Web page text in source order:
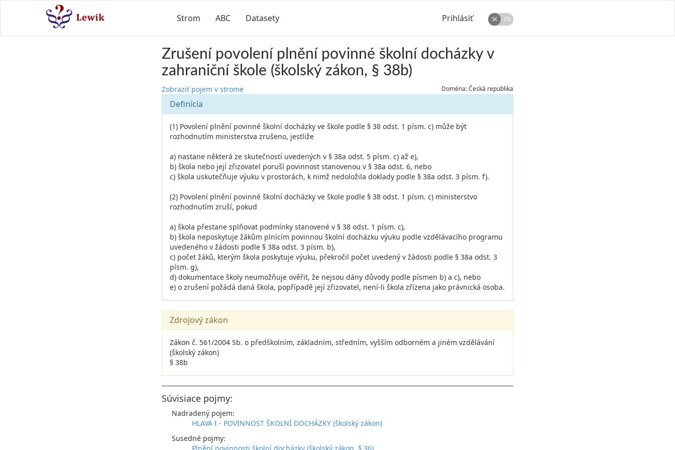
Strom ABC Datasety Prihlásiť SK EN
Zrušení povolení plnění povinné školní docházky v
zahraniční škole (školský zákon, § 38b)
Zobraziť pojem v strome Doména: Česká republika
Definícia
(1) Povolení plnění povinné školní docházky ve škole podle § 38 odst. 1 písm. c) může být
rozhodnutím ministerstva zrušeno, jestliže
a) nastane některá ze skutečností uvedených v § 38a odst. 5 písm. c) až e),
b) škola nebo její zřizovatel poruší povinnost stanovenou v § 38a odst. 6, nebo
c) škola uskutečňuje výuku v prostorách, k nimž nedoložila doklady podle § 38a odst. 3 písm. f).
(2) Povolení plnění povinné školní docházky ve škole podle § 38 odst. 1 písm. c) ministerstvo
rozhodnutím zruší, pokud
a) škola přestane splňovat podmínky stanovené v § 38 odst. 1 písm. c),
b) škola neposkytuje žákům plnícím povinnou školní docházku výuku podle vzdělávacího programu
uvedeného v žádosti podle § 38a odst. 3 písm. b),
c) počet žáků, kterým škola poskytuje výuku, překročil počet uvedený v žádosti podle § 38a odst. 3
písm. g),
d) dokumentace školy neumožňuje ověřit, že nejsou dány důvody podle písmen b) a c), nebo
e) o zrušení požádá daná škola, popřípadě její zřizovatel, není-li škola zřízena jako právnická osoba.
Zdrojový zákon
Zákon č. 561/2004 Sb. o předškolním, základním, středním, vyšším odborném a jiném vzdělávání
(školský zákon)
§ 38b
Súvisiace pojmy:
Nadradený pojem:
HLAVA I - POVINNOST ŠKOLNÍ DOCHÁZKY (školský zákon)
Susedné pojmy: